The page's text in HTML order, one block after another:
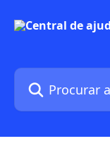
Procurar artigos...